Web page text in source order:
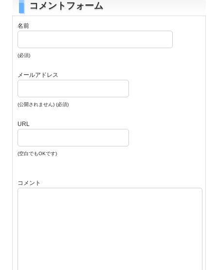
コメントフォーム
名前
(必須)
メールアドレス
(公開されません) (必須)
URL
(空白でもOKです)
コメント